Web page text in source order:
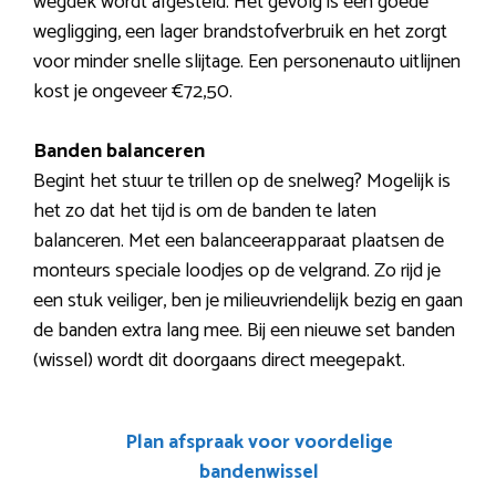
wegligging, een lager brandstofverbruik en het zorgt
voor minder snelle slijtage. Een personenauto uitlijnen
kost je ongeveer €72,50.
Banden balanceren
Begint het stuur te trillen op de snelweg? Mogelijk is
het zo dat het tijd is om de banden te laten
balanceren. Met een balanceerapparaat plaatsen de
monteurs speciale loodjes op de velgrand. Zo rijd je
een stuk veiliger, ben je milieuvriendelijk bezig en gaan
de banden extra lang mee. Bij een nieuwe set banden
(wissel) wordt dit doorgaans direct meegepakt.
Plan afspraak voor voordelige
bandenwissel